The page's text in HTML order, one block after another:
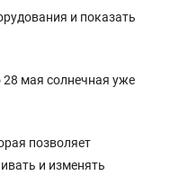
и показать
мая солнечная уже
позволяет
и изменять